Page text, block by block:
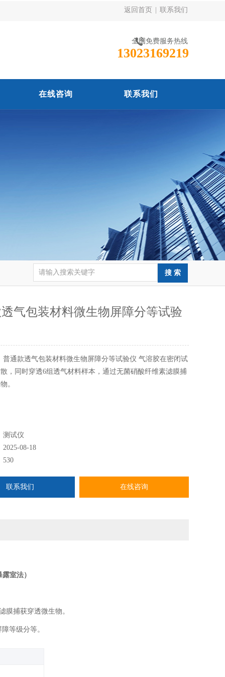
返回首页 联系我们
全国免费服务热线
13023169219
在线咨询 联系我们
气包装材料微生物屏障分等试验
普通款透气包装材料微生物屏障分等试验仪 气溶胶在密闭试
，同时穿透6组透气材料样本，通过无菌硝酸纤维素滤膜捕
。
测试仪
2025-08-18
530
联系我们 在线咨询
室法）
膜捕获穿透微生物。
等级分等‌。